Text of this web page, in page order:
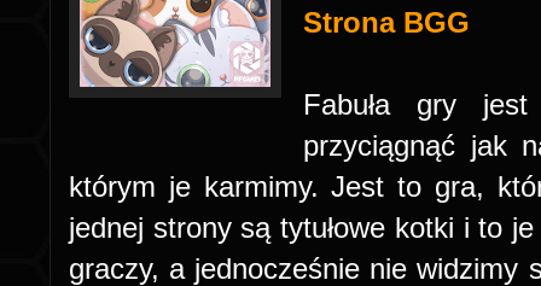
Strona BGG
Fabuła gry
przyciągnąć jak
którym je karmimy. Jest to gra,
jednej strony są tytułowe kotki i to
graczy, a jednocześnie nie widzimy